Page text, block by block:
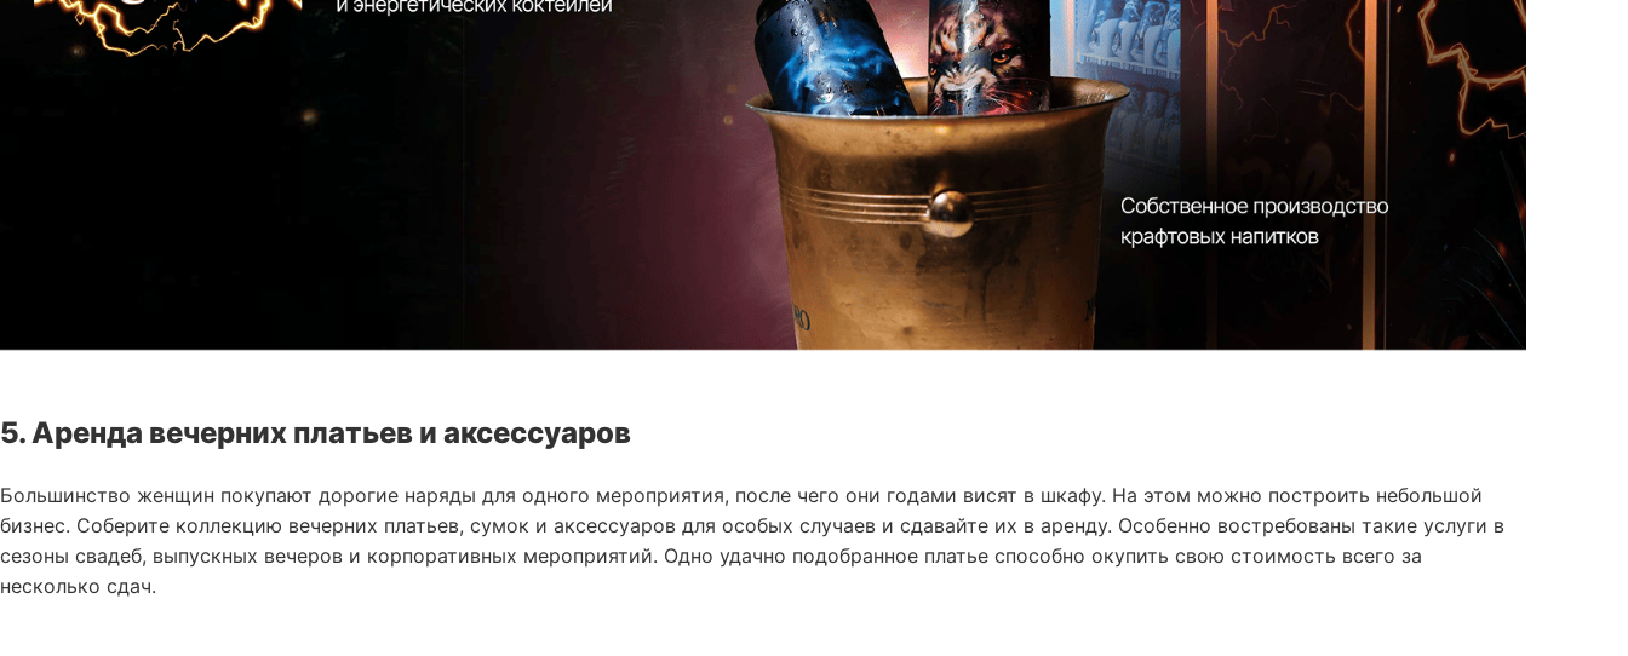
5. Аренда вечерних платьев и аксессуаров
Большинство женщин покупают дорогие наряды для одного мероприятия, после чего они годами висят в шкафу. На этом можно построить небольшой
бизнес. Соберите коллекцию вечерних платьев, сумок и аксессуаров для особых случаев и сдавайте их в аренду. Особенно востребованы такие услуги в
сезоны свадеб, выпускных вечеров и корпоративных мероприятий. Одно удачно подобранное платье способно окупить свою стоимость всего за
несколько сдач.